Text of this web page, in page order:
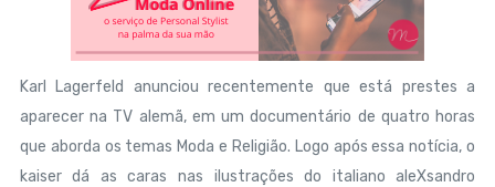
Karl Lagerfeld anunciou recentemente que está prestes a
aparecer na TV alemã, em um documentário de quatro horas
que aborda os temas Moda e Religião. Logo após essa notícia, o
kaiser dá as caras nas ilustrações do italiano aleXsandro